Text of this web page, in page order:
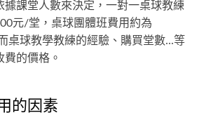
據課堂人數來決定，一對一桌球教練
元/堂，桌球團體班費用約為
桌球教學教練的經驗、購買堂數...等
的價格。
的因素